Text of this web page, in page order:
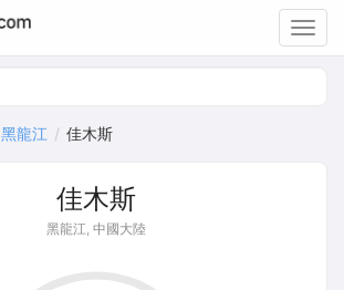
黑龍江 佳木斯
佳木斯
黑龍江, 中國大陸